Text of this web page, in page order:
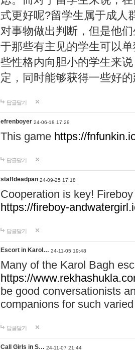
式更好呢?留学生属于成人
对事物做出判断，但是他
于那些有主见的学生可以
些性格内向胆小的学生来
定，同时能够获得一些好
답글달기
efrenboyer 24-06-18 17:29
This game https://
답글달기
staffdeadpan 24-09-25 17:18
Cooperation is key!
https://fireboy-
답글달기
Escort in Karol… 24-11-05 19:48
Many of the Karol Bagh
https://
be good conversationists
companions for such
답글달기
Call Girls in S… 24-11-07 21:44